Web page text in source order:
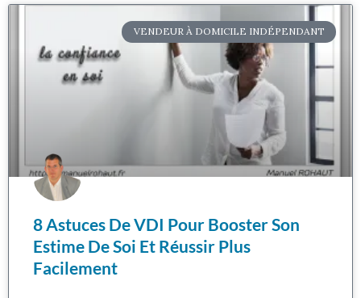
VENDEUR À DOMICILE INDÉPENDANT
8 Astuces De VDI Pour Booster Son
Estime De Soi Et Réussir Plus
Facilement